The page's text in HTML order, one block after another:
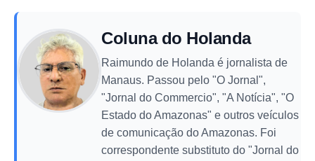
Coluna do Holanda
Raimundo de Holanda é jornalista de
Manaus. Passou pelo "O Jornal",
"Jornal do Commercio", "A Notícia", "O
Estado do Amazonas" e outros veículos
de comunicação do Amazonas. Foi
correspondente substituto do "Jornal do